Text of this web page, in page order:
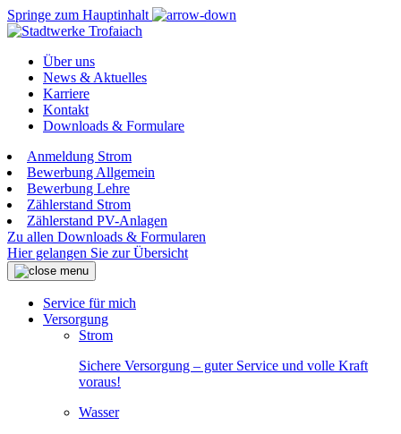
Springe zum Hauptinhalt
Über uns
News & Aktuelles
Karriere
Kontakt
Downloads & Formulare
Anmeldung Strom
Bewerbung Allgemein
Bewerbung Lehre
Zählerstand Strom
Zählerstand PV-Anlagen
Zu allen Downloads & Formularen
Hier gelangen Sie zur Übersicht
Service für mich
Versorgung
Strom
Sichere Versorgung – guter Service und volle Kraft
voraus!
Wasser